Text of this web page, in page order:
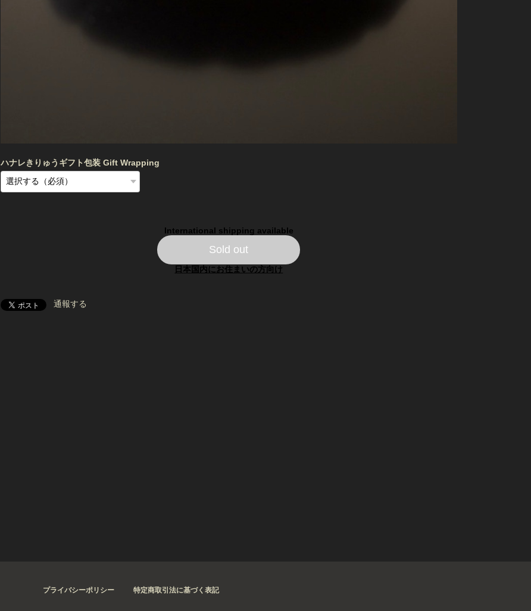
ハナレきりゅうギフト包装 Gift Wrapping
International shipping available
Sold out
日本国内にお住まいの方向け
通報する
プライバシーポリシー 特定商取引法に基づく表記